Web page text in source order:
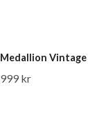
Medallion
999 kr